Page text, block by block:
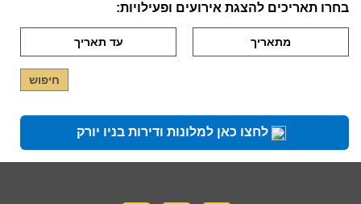
בחרו תאריכים להצגת אירועים ופעילויות:
לחצו כאן למלונות ודירות בניו יורק